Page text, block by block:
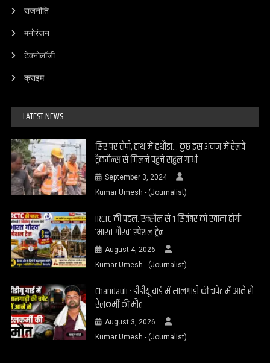
राजनीति
मनोरंजन
टेक्नोलॉजी
क्राइम
LATEST NEWS
सिर पर टोपी, हाथ में हथौड़ा… कुछ इस अंदाज में रेलवे
ट्रैकमैन्स से मिलने पहुंचे राहुल गांधी
September 3, 2024
Kumar Umesh - (Journalist)
IRCTC की पहल: रक्सौल से 1 सितंबर को रवाना होगी
‘भारत गौरव’ स्पेशल ट्रेन
August 4, 2026
Kumar Umesh - (Journalist)
Chandauli : डीडीयू यार्ड में मालगाड़ी की चपेट में आने से
रेलकर्मी की मौत
August 3, 2026
Kumar Umesh - (Journalist)